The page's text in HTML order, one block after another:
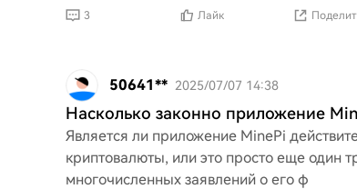
3 Лайк
50641** 2025/07/07 14:38
Насколько законно приложение
Является ли приложение MinePi
криптовалюты, или это просто еще один
многочисленных заявлений о его ф